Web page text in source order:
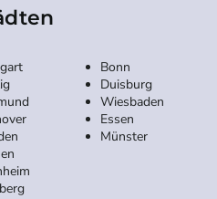
Bonn
Duisburg
Wiesbaden
Essen
Münster